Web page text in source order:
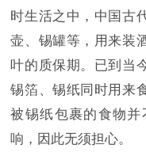
时生活之中，中国古
壶、锡罐等，用来装
叶的质保期。已到当
锡箔、锡纸同时用来
被锡纸包裹的食物
响，因此无须担心。